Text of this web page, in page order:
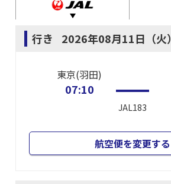
行き 2026年08月11日（火）
東京(羽田)
07:10
JAL183
航空便を変更する